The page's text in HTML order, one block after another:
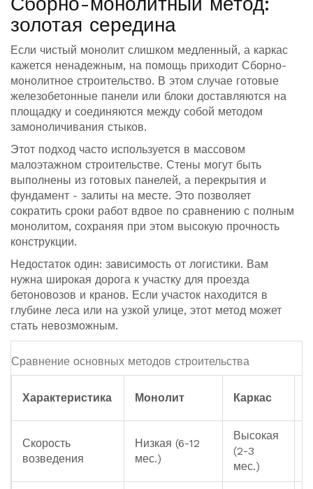
золотая середина
Если чистый монолит слишком медленный, а каркас
кажется ненадежным, на помощь приходит Сборно-
монолитное строительство. В этом случае готовые
железобетонные панели или блоки доставляются на
площадку и соединяются между собой методом
замоноличивания стыков.
Этот подход часто используется в массовом
малоэтажном строительстве. Стены могут быть
выполнены из готовых панелей, а перекрытия и
фундамент - залиты на месте. Это позволяет
сократить сроки работ вдвое по сравнению с полным
монолитом, сохраняя при этом высокую прочность
конструкции.
Недостаток один: зависимость от логистики. Вам
нужна широкая дорога к участку для проезда
бетоновозов и кранов. Если участок находится в
глубине леса или на узкой улице, этот метод может
стать невозможным.
Сравнение основных методов строительства
Характеристика Монолит Каркас
Скорость
возведения
Низкая (6-12
мес.)
Высокая
(2-3
мес.)